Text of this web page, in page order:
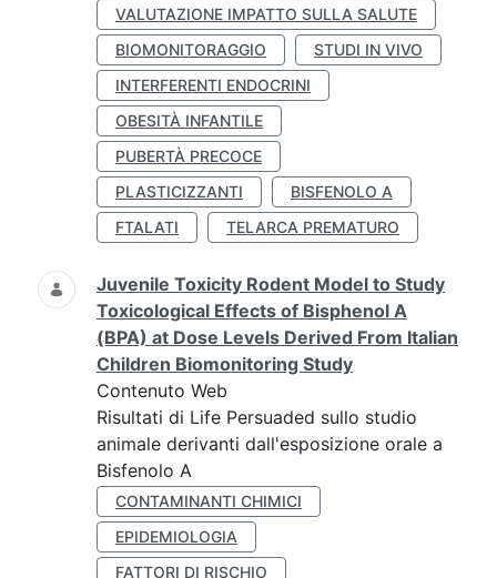
VALUTAZIONE IMPATTO SULLA SALUTE
BIOMONITORAGGIO
STUDI IN VIVO
INTERFERENTI ENDOCRINI
OBESITÀ INFANTILE
PUBERTÀ PRECOCE
PLASTICIZZANTI
BISFENOLO A
FTALATI
TELARCA PREMATURO
Juvenile Toxicity Rodent Model to Study
Toxicological Effects of Bisphenol A
(BPA) at Dose Levels Derived From Italian
Children Biomonitoring Study
Contenuto Web
Risultati di Life Persuaded sullo studio
animale derivanti dall'esposizione orale a
Bisfenolo A
CONTAMINANTI CHIMICI
EPIDEMIOLOGIA
FATTORI DI RISCHIO